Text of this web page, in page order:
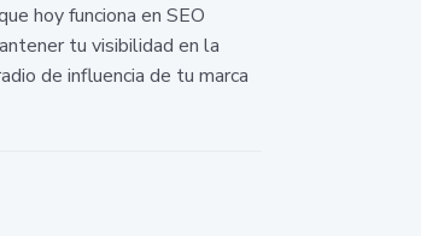
hoy funciona en SEO
tu visibilidad en la
de influencia de tu marca